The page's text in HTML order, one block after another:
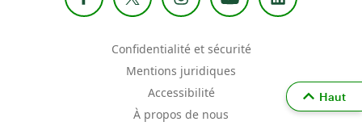
Confidentialité et sécurité
Mentions juridiques
Accessibilité
À propos de nous
Haut